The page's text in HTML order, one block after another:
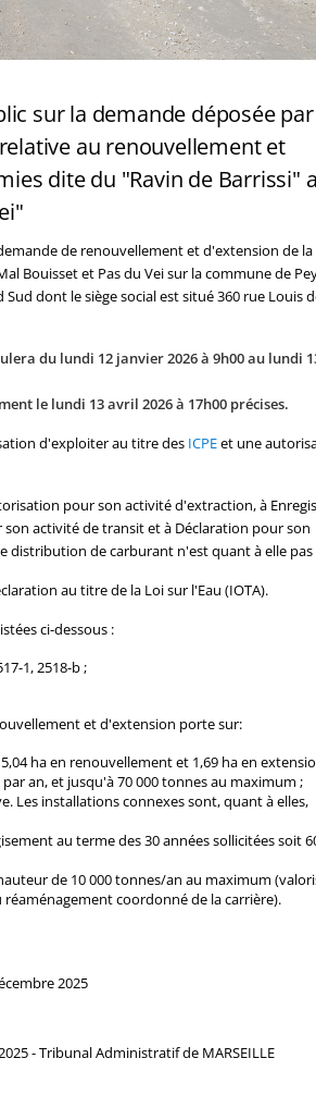
sur la demande déposée
au renouvellement et
dite du "Ravin de Barrissi"
de renouvellement et d'extension de la
Bouisset et Pas du Vei sur la commune de
dont le siège social est situé 360 rue Louis
du lundi 12 janvier 2026 à 9h00 au lundi
le lundi 13 avril 2026 à 17h00 précises.
d'exploiter au titre des ICPEet une
pour son activité d'extraction, à
activité de transit et à Déclaration pour son
de carburant n'est quant à elle pas
au titre de la Loi sur l'Eau (IOTA).
ci-dessous :
1, 2518-b ;
et d'extension porte sur:
ha en renouvellement et 1,69 ha en
an, et jusqu'à 70 000 tonnes au maximum ;
Les installations connexes sont, quant à elles,
au terme des 30 années sollicitées soit
de 10 000 tonnes/an au maximum
coordonné de la carrière).
2025
- Tribunal Administratif de MARSEILLE